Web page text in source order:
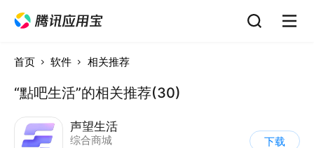
首页 软件 相关推荐
“點吧生活”的相关推荐(30)
声望生活
综合商城
下载